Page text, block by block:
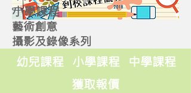
小學課程
藝術創意
攝影及錄像系列
幼兒課程 小學課程
中學課程
獲取報價